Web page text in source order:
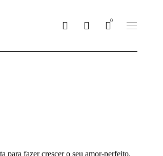
0
para fazer crescer o seu amor-perfeito.